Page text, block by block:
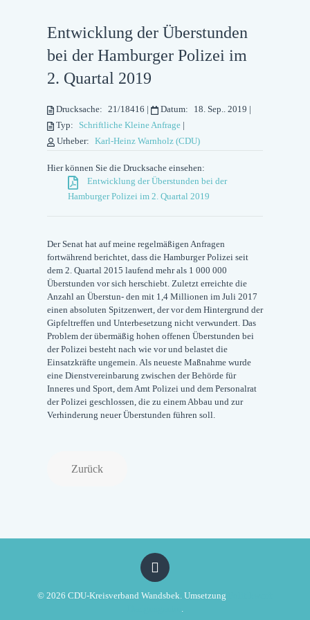
Entwicklung der Überstunden
bei der Hamburger Polizei im
2. Quartal 2019
Drucksache: 21/18416 | Datum: 18. Sep.. 2019 |
Typ:
Schriftliche Kleine Anfrage |
Urheber:
Karl-Heinz Warnholz (CDU)
Hier können Sie die Drucksache einsehen:
Entwicklung der Überstunden bei der
Hamburger Polizei im 2. Quartal 2019
Der Senat hat auf meine regelmäßigen Anfragen
fortwährend berichtet, dass die Hamburger Polizei seit
dem 2. Quartal 2015 laufend mehr als 1 000 000
Überstunden vor sich herschiebt. Zuletzt erreichte die
Anzahl an Überstun- den mit 1,4 Millionen im Juli 2017
einen absoluten Spitzenwert, der vor dem Hintergrund der
Gipfeltreffen und Unterbesetzung nicht verwundert. Das
Problem der übermäßig hohen offenen Überstunden bei
der Polizei besteht nach wie vor und belastet die
Einsatzkräfte ungemein. Als neueste Maßnahme wurde
eine Dienstvereinbarung zwischen der Behörde für
Inneres und Sport, dem Amt Polizei und dem Personalrat
der Polizei geschlossen, die zu einem Abbau und zur
Verhinderung neuer Überstunden führen soll.
Zurück
© 2026 CDU-Kreisverband Wandsbek. Umsetzung
.